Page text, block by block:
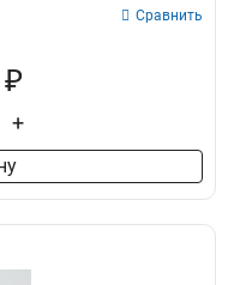
Сравнить
+